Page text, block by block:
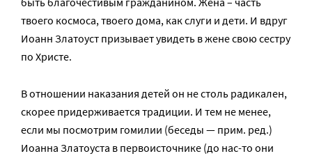
твоего космоса, твоего дома, как слуги и дети. И вдруг
Иоанн Златоуст призывает увидеть в жене свою сестру
по Христе.
В отношении наказания детей он не столь радикален,
скорее придерживается традиции. И тем не менее,
если мы посмотрим гомилии (беседы — прим. ред.)
Иоанна Златоуста в первоисточнике (до нас-то они